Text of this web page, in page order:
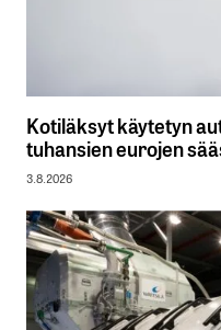
Kotiläksyt käytetyn
tuhansien eurojen
3.8.2026